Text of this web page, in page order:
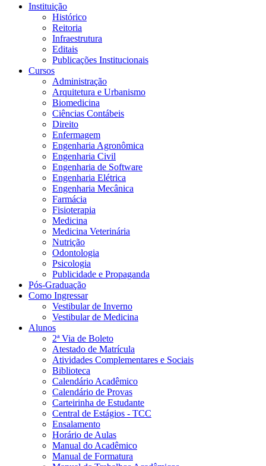
Instituição
Histórico
Reitoria
Infraestrutura
Editais
Publicações Institucionais
Cursos
Administração
Arquitetura e Urbanismo
Biomedicina
Ciências Contábeis
Direito
Enfermagem
Engenharia Agronômica
Engenharia Civil
Engenharia de Software
Engenharia Elétrica
Engenharia Mecânica
Farmácia
Fisioterapia
Medicina
Medicina Veterinária
Nutrição
Odontologia
Psicologia
Publicidade e Propaganda
Pós-Graduação
Como Ingressar
Vestibular de Inverno
Vestibular de Medicina
Alunos
2ª Via de Boleto
Atestado de Matrícula
Atividades Complementares e Sociais
Biblioteca
Calendário Acadêmico
Calendário de Provas
Carteirinha de Estudante
Central de Estágios - TCC
Ensalamento
Horário de Aulas
Manual do Acadêmico
Manual de Formatura